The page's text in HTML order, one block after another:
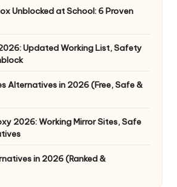
Unblocked at School: 6 Proven
Updated Working List, Safety
Alternatives in 2026 (Free, Safe &
2026: Working Mirror Sites, Safe
in 2026 (Ranked &